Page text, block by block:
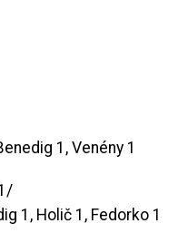
1, Venény 1
1, Holič 1, Fedorko 1